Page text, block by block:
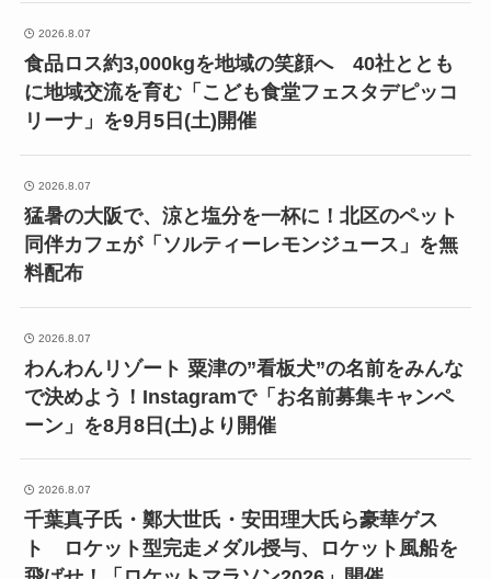
2026.8.07
食品ロス約3,000kgを地域の笑顔へ 40社ととも
に地域交流を育む「こども食堂フェスタデピッコ
リーナ」を9月5日(土)開催
2026.8.07
猛暑の大阪で、涼と塩分を一杯に！北区のペット
同伴カフェが「ソルティーレモンジュース」を無
料配布
2026.8.07
わんわんリゾート 粟津の”看板犬”の名前をみんな
で決めよう！Instagramで「お名前募集キャンペ
ーン」を8月8日(土)より開催
2026.8.07
千葉真子氏・鄭大世氏・安田理大氏ら豪華ゲス
ト ロケット型完走メダル授与、ロケット風船を